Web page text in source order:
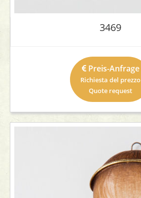
3469
Preis-Anfrage
Richiesta del prezzo
Quote request